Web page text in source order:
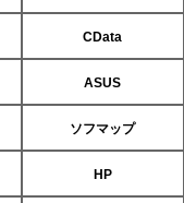
CData
ASUS
ソフマップ
HP